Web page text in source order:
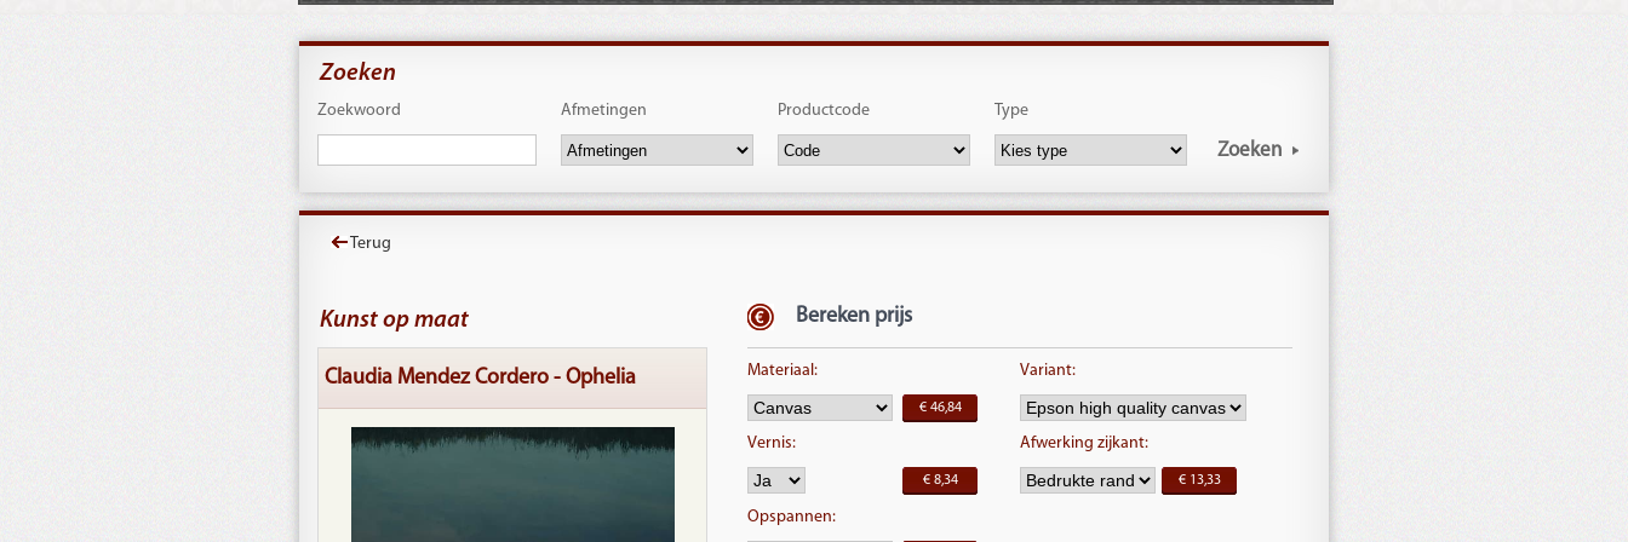
Zoeken
Zoekwoord Afmetingen Productcode Type
Zoeken
Terug
Kunst op maat
Claudia Mendez Cordero - Ophelia
Bereken prijs
Materiaal:
€ 46,84
Variant:
Vernis:
€ 8,34
Afwerking zijkant:
€ 13,33
Opspannen: